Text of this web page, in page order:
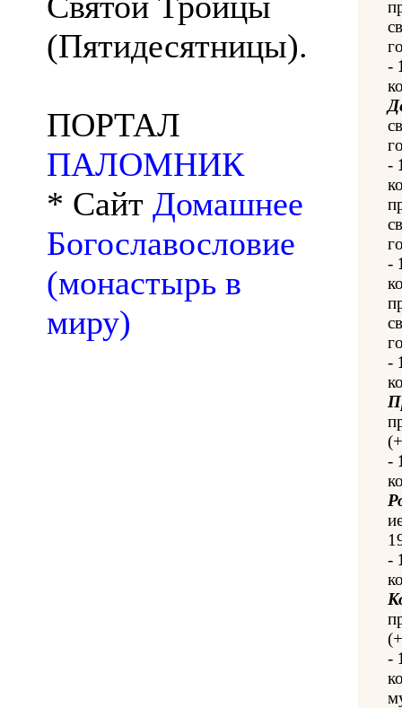
(Пятидесятницы).
ПОРТАЛ
ПАЛОМНИК
* Сайт Домашнее
Богославословие
(монастырь в
миру)
-
-
-
-
-
-
-